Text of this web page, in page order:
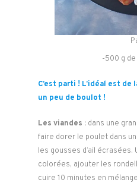
-500 g
C’est parti ! L’idéal est de
un peu de boulot !
Les viandes : dans une
faire dorer le poulet dans
les gousses d’ail écrasées.
colorées, ajouter les
cuire 10 minutes en